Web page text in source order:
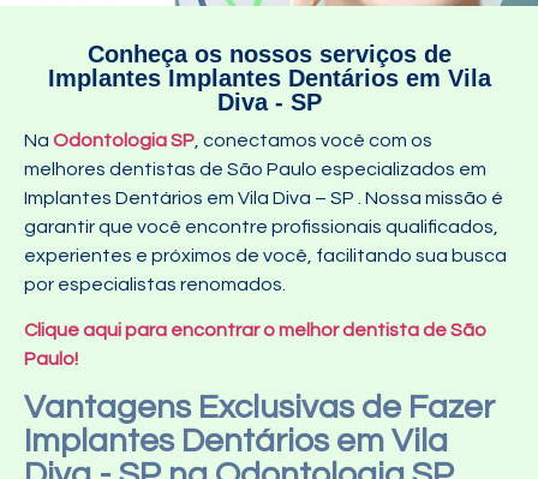
Conheça os nossos serviços de
Implantes Implantes Dentários em Vila
Diva - SP
Na Odontologia SP , conectamos você com os
melhores dentistas de São Paulo especializados em
Implantes Dentários em Vila Diva – SP
. Nossa missão é
garantir que você encontre profissionais qualificados,
experientes e próximos de você, facilitando sua busca
por especialistas renomados.
Clique aqui para encontrar o melhor dentista de São
Paulo!
Vantagens Exclusivas de Fazer
Implantes Dentários em Vila